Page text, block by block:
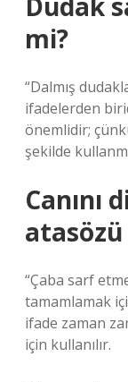
mi?
“Dalmış
ifadelerden
önemlidir;
şekilde
Canını
“Çaba sarf
tamamlamak
ifade zaman
için kullanılır.